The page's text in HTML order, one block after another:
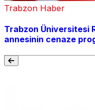
Trabzon Haber
Trabzon Üniversitesi
annesinin cenaze